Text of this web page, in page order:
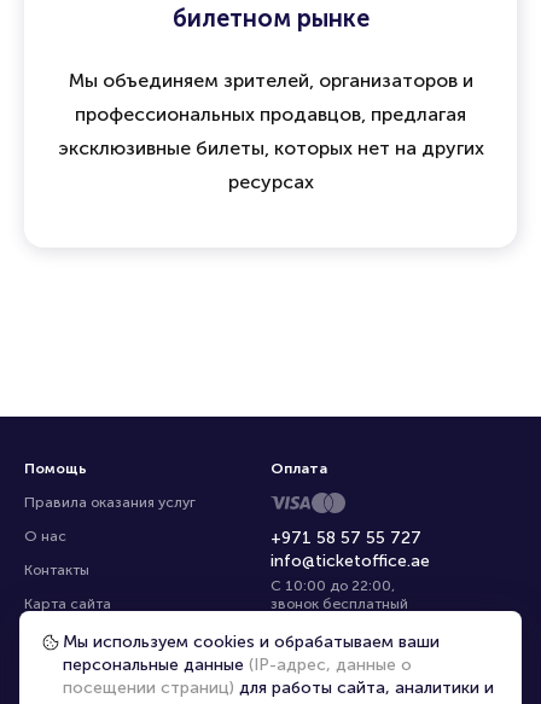
билетном рынке
Мы объединяем зрителей, организаторов и
профессиональных продавцов, предлагая
эксклюзивные билеты, которых нет на других
ресурсах
Помощь
Правила оказания услуг
О нас
Контакты
Карта сайта
Управление cookies
+971 58 57 55 727
info@ticketoffice.ae
С 10:00 до 22:00
звонок бесплатный
Все площадки
Оплата
Главная | Другие страны | Ru
Мы используем cookies и обрабатываем ваши
персональные данные (IP-адрес, данные о
посещении страниц) для работы сайта, аналитики и